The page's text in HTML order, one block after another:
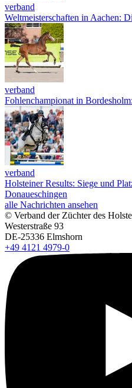
verband
Weltmeisterschaften in Aachen:
verband
Fohlenchampionat in
verband
Holsteiner Results: Siege und
Donaueschingen
alle Nachrichten ansehen
© Verband der Züchter des
Westerstraße 93
DE-25336 Elmshorn
+49 4121 4979-0